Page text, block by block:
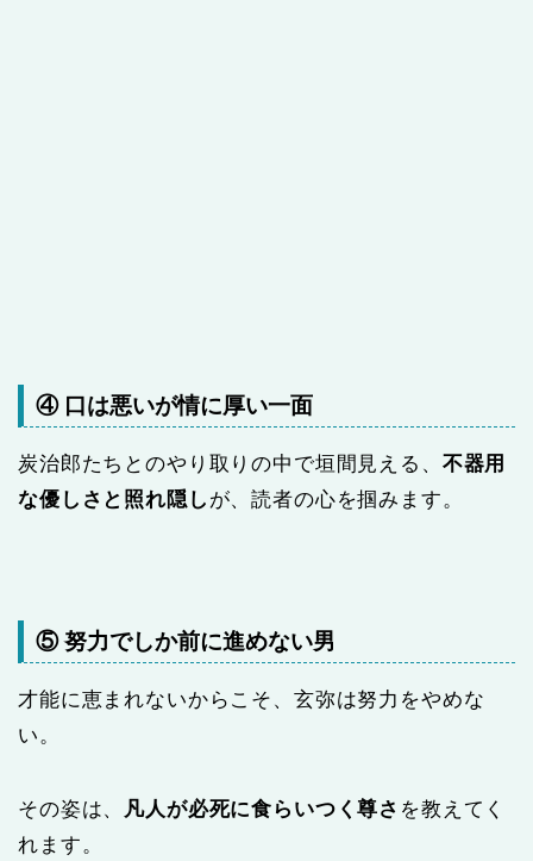
④ 口は悪いが情に厚い一面
炭治郎たちとのやり取りの中で垣間見える、 不器用
な優しさと照れ隠し が、読者の心を掴みます。
⑤ 努力でしか前に進めない男
才能に恵まれないからこそ、玄弥は努力をやめな
い。
その姿は、 凡人が必死に食らいつく尊さ を教えてく
れます。